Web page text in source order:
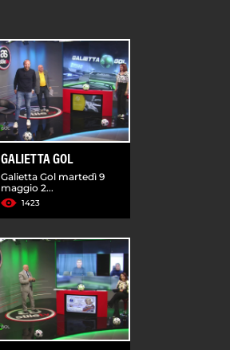
GALIETTA GOL
Galietta Gol martedì 9
maggio 2...
1423